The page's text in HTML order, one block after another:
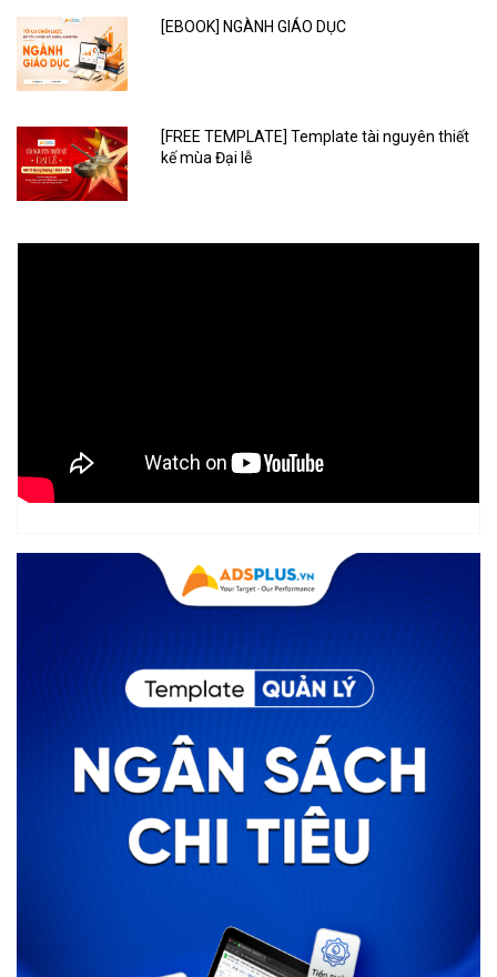
[EBOOK] NGÀNH GIÁO DỤC
[FREE TEMPLATE] Template tài nguyên thiết
kế mùa Đại lễ